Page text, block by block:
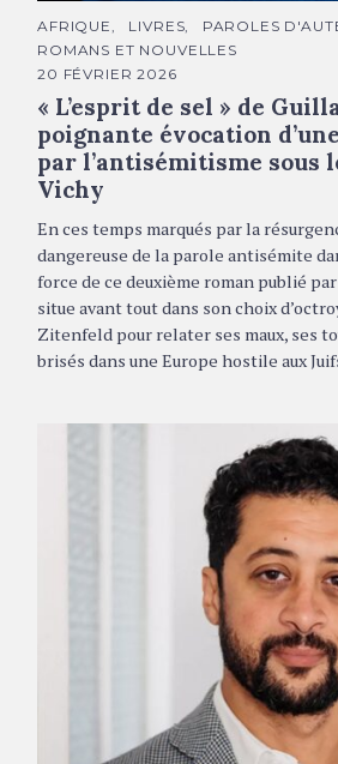
C
T
É
O
R
I
E
S
AFRIQUE LIVRES
PAROLES
ROMANS ET NOUVELLES
20 FÉVRIER 2026
« L’esprit de sel » de
poignante évocation
par l’antisémitisme sous
Vichy
En ces temps marqués par la
dangereuse de la parole antisémite
force de ce deuxième roman publié
situe avant tout dans son choix
Zitenfeld pour relater ses maux, ses
brisés dans une Europe hostile aux